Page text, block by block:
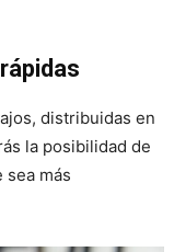
distribuidas en
la posibilidad de
más